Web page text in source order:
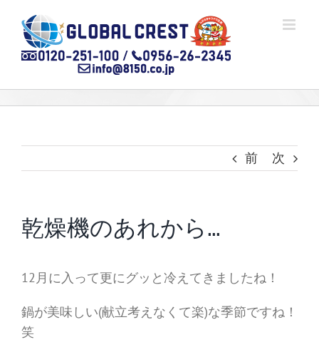
content
前 次
乾燥機のあれから…
12月に入って更にグッと冷えてきましたね！
鍋が美味しい(献立考えなくて楽)な季節ですね！
笑